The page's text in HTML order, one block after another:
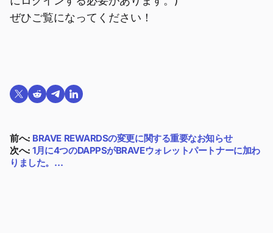
ぜひご覧になってください！
Twitterで共有する
Reddit で共有
Telegramで共有
LinkedInで共有
前へ: BRAVE REWARDSの変更に関する重要なお知らせ
次へ:1月に4つのDAPPSがBRAVEウォレットパートナーに加わ
りました。…